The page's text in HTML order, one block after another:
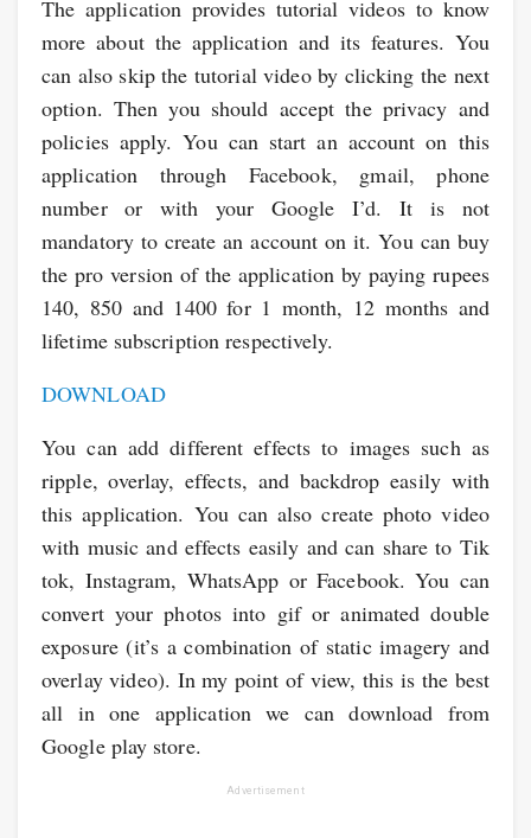
The application provides tutorial videos to know
more about the application and its features. You
can also skip the tutorial video by clicking the next
option. Then you should accept the privacy and
policies apply. You can start an account on this
application through Facebook, gmail, phone
number or with your Google I’d. It is not
mandatory to create an account on it. You can buy
the pro version of the application by paying rupees
140, 850 and 1400 for 1 month, 12 months and
lifetime subscription respectively.
DOWNLOAD
You can add different effects to images such as
ripple, overlay, effects, and backdrop easily with
this application. You can also create photo video
with music and effects easily and can share to Tik
tok, Instagram, WhatsApp or Facebook. You can
convert your photos into gif or animated double
exposure (it’s a combination of static imagery and
overlay video). In my point of view, this is the best
all in one application we can download from
Google play store.
Advertisement